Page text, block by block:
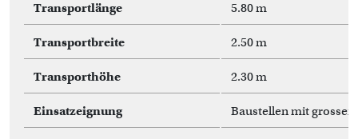
Transportlänge 5.80 m
Transportbreite 2.50 m
Transporthöhe 2.30 m
Einsatzeignung Baustellen mit